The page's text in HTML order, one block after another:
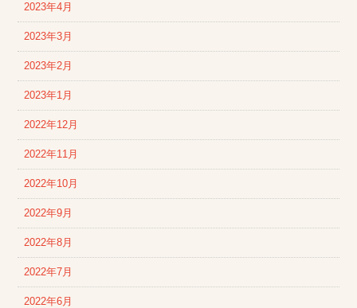
2023年4月
2023年3月
2023年2月
2023年1月
2022年12月
2022年11月
2022年10月
2022年9月
2022年8月
2022年7月
2022年6月